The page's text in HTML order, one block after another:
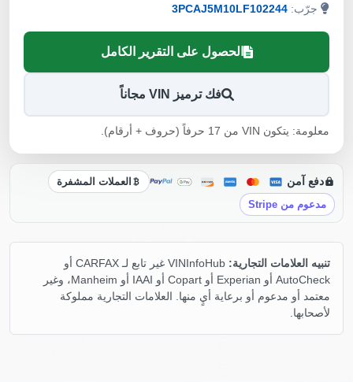
ManheimCopart Autocheck
IAAI
IAAI
CopartCopart
Manheim
CopartCopart IAAI
جرّب: 3PCAJ5M10LF102244
الحصول على التقرير الكامل
فك ترميز VIN مجاناً
معلومة: يتكون VIN من 17 حرفاً (حروف + أرقام).
دفع آمن
العملات المشفرة
مدعوم من Stripe
تنبيه العلامات التجارية:
VINInfoHub غير تابع لـ CARFAX أو
AutoCheck أو Experian أو Copart أو IAAI أو Manheim، وغير
معتمد أو مدعوم أو برعاية أيٍ منها. العلامات التجارية مملوكة
لأصحابها.